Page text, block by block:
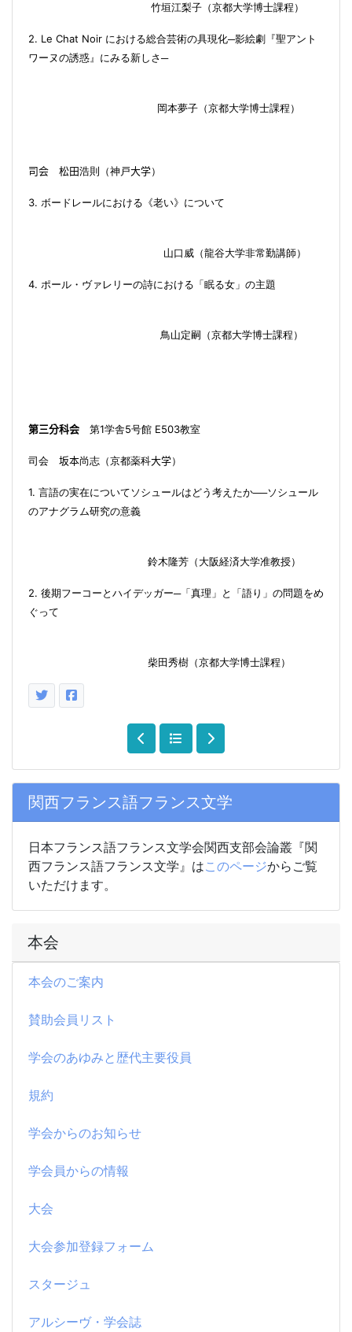
本会
本会のご案内
賛助会員リスト
学会のあゆみと歴代主要役員
規約
学会からのお知らせ
学会員からの情報
大会
大会参加登録フォーム
スタージュ
アルシーヴ・学会誌
竹垣江梨子 （京都大学博士課程 ）
2. Le Chat Noir における総合芸術の具現化─影絵劇『聖アント
ワーヌの誘惑』にみる新しさ─
岡本夢子 （京都大学博士課程 ）
司会 松田浩則 （神戸大学）
3. ボードレールにおける《老い》について
山口 威 （龍谷大学非常勤講師）
4. ポール・ヴァレリーの詩における「眠る女」の主題
鳥山定嗣（京都大学博士課程）
第三分科会 第1学舎5号館 E503教室
司会 坂本尚志 （京都薬科大学）
1. 言語の実在についてソシュールはどう考えたか──ソシュール
のアナグラム研究の意義
鈴木隆芳（大阪経済大学准教授）
2. 後期フーコーとハイデッガー─「真理」と「語り」の問題をめ
ぐって
柴田秀樹 （京都大学博士課程 ）
関西フランス語フランス文学
日本フランス語フランス文学会関西支部会論叢『関
西フランス語フランス文学』はこのページからご覧
いただけます。